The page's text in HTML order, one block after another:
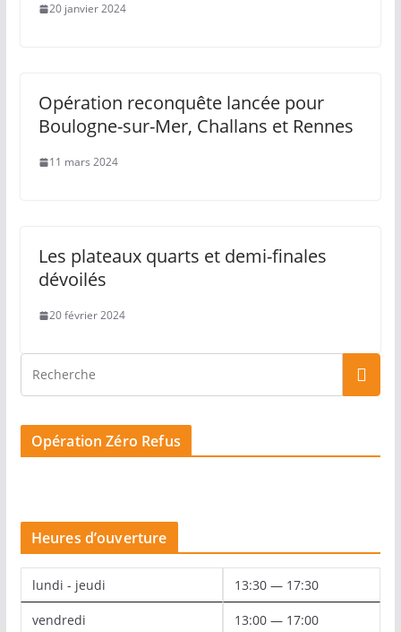
20 janvier 2024
Opération reconquête lancée pour
Boulogne-sur-Mer, Challans et Rennes
11 mars 2024
Les plateaux quarts et demi-finales
dévoilés
20 février 2024
Opération Zéro Refus
Heures d’ouverture
lundi - jeudi 13:30 — 17:30
vendredi 13:00 — 17:00